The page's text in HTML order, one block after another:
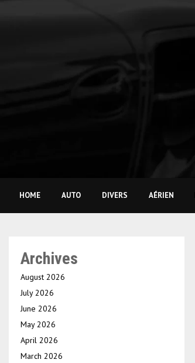
HOME AUTO DIVERS AÉRIEN
Archives
August 2026
July 2026
June 2026
May 2026
April 2026
March 2026